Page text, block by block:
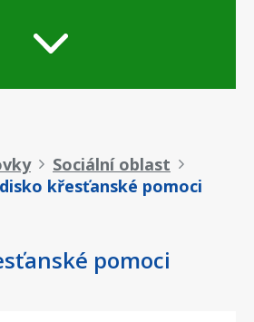
Sociální oblast
křesťanské pomoci
pomoci